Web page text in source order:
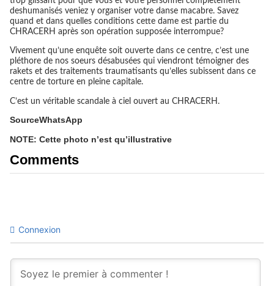
deshumanisés veniez y organiser votre danse macabre. Savez
quand et dans quelles conditions cette dame est partie du
CHRACERH après son opération supposée interrompue?
Vivement qu’une enquête soit ouverte dans ce centre, c’est une
pléthore de nos soeurs désabusées qui viendront témoigner des
rakets et des traitements traumatisants qu’elles subissent dans ce
centre de torture en pleine capitale.
C’est un véritable scandale à ciel ouvert au CHRACERH.
SourceWhatsApp
NOTE: Cette photo n’est qu’illustrative
Comments
Connexion